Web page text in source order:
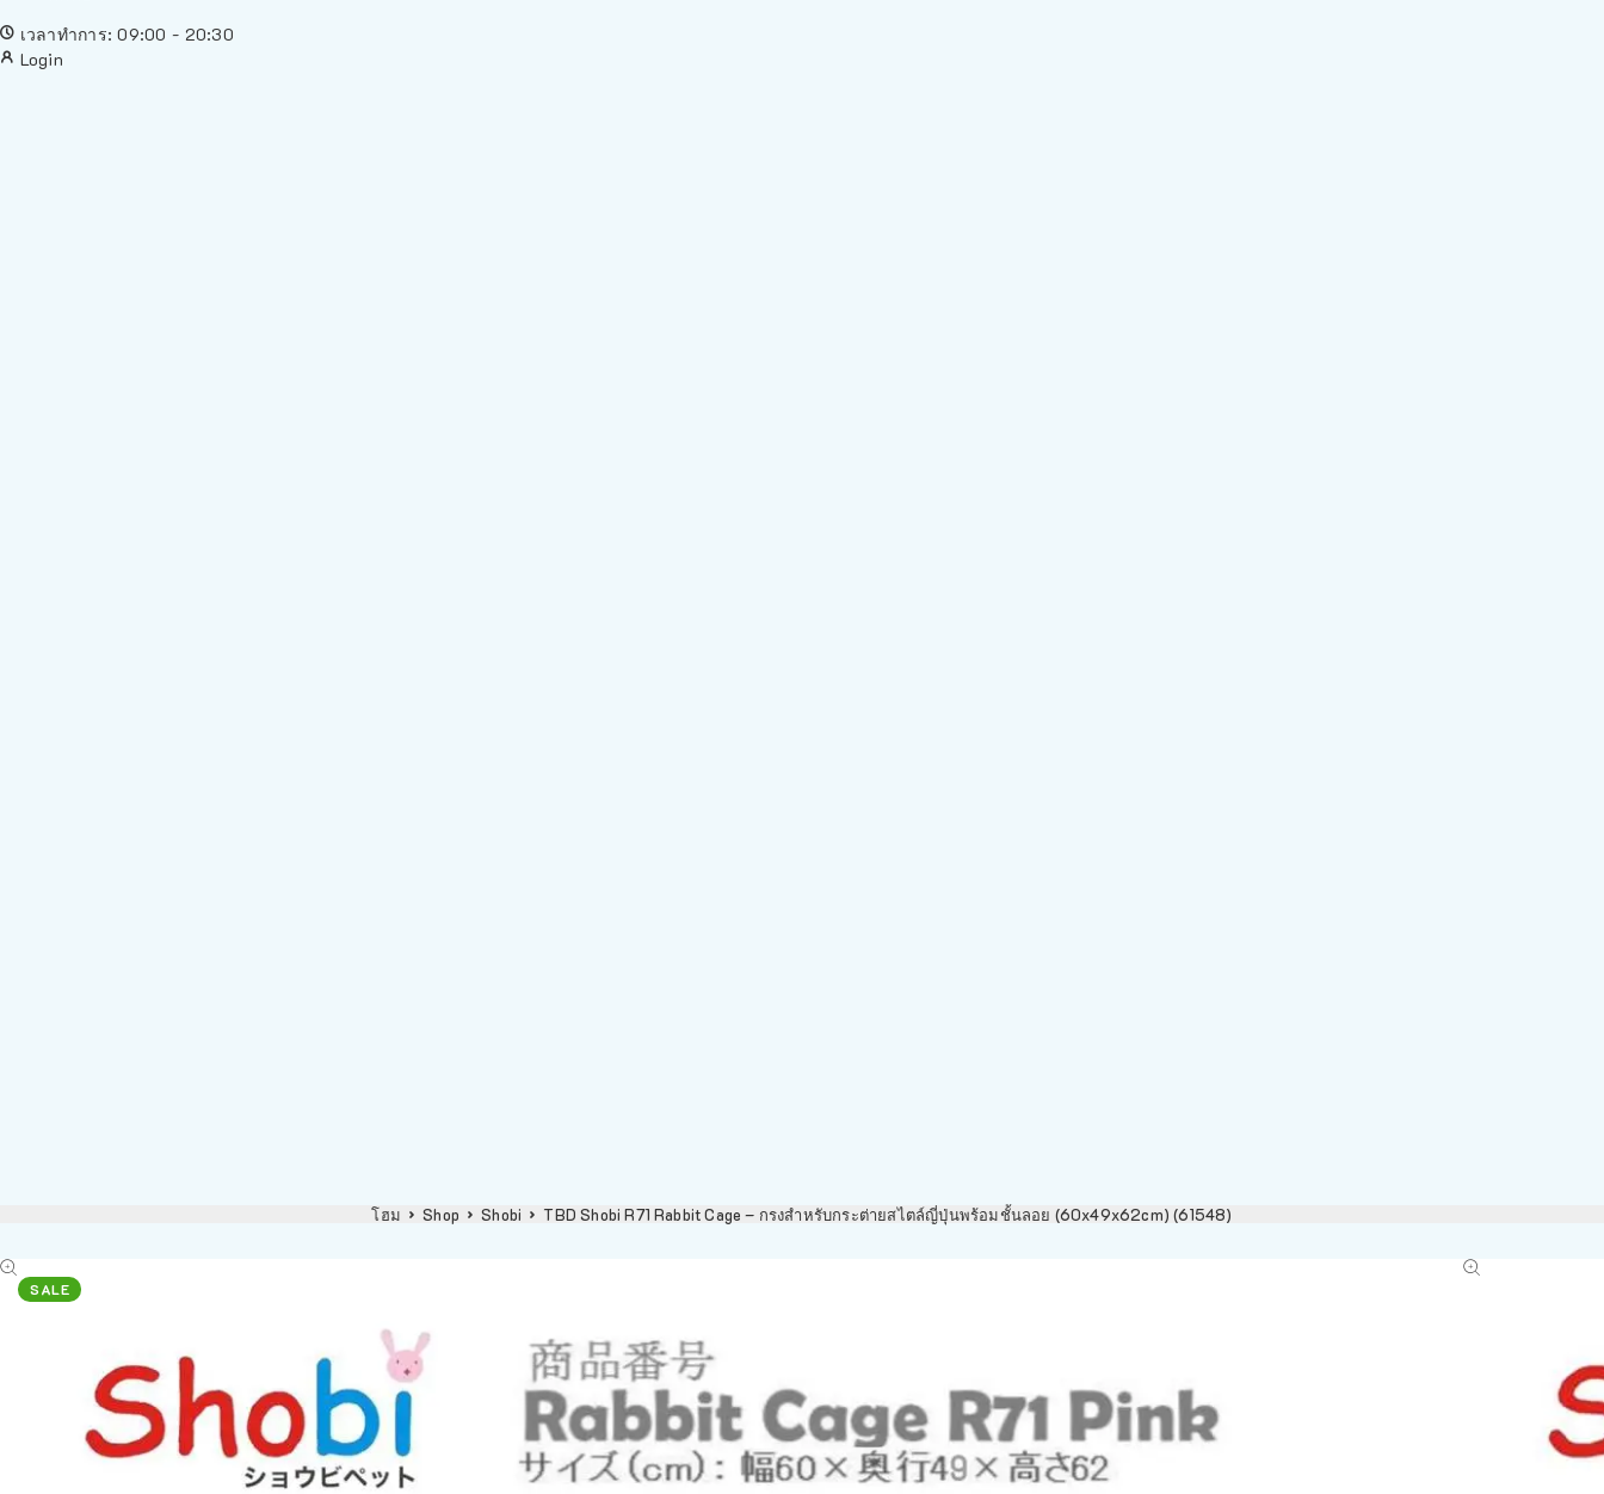
เวลาทำการ: 09:00 - 20:30
Login
โฮม Shop Shobi TBD Shobi R71 Rabbit Cage – กรงสำหรับกระต่ายสไตล์ญี่ปุ่นพร้อมชั้นลอย (60x49x62cm) (61548)
SALE